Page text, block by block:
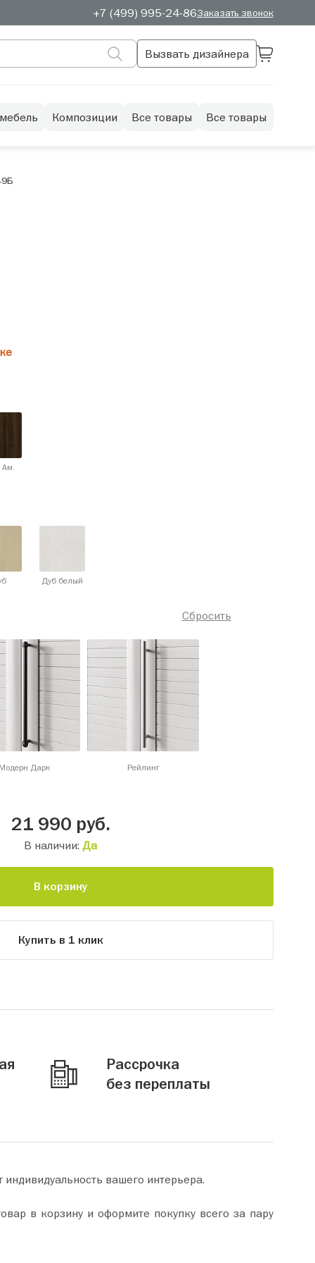
+7 (499) 995-24-86Заказать звонок
Вызвать дизайнера
Композиции Все товары Все товары
Ам.
Дуб белый
Сбросить
Модерн Дарк Рейлинг
21 990 руб.
В наличии: Да
В корзину
Купить в 1 клик
Рассрочка
без переплаты
вашего интерьера.